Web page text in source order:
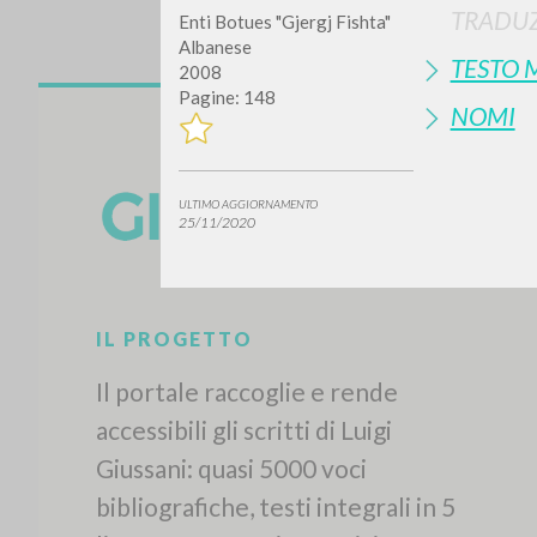
Enti Botues "Gjergj Fishta"
Albanese
2008
Pagine: 148
ULTIMO AGGIORNAMENTO
25/11/2020
TESTO
NOMI
IL PROGETTO
Il portale raccoglie e rende